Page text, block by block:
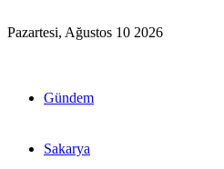
Pazartesi, Ağustos 10 2026
Gündem
Sakarya